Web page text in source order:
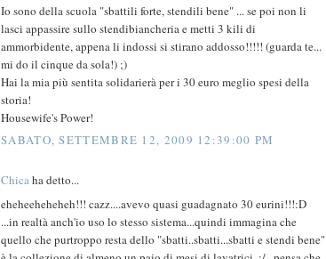
Io sono della scuola "sbattili forte, stendili bene" ... se poi non li
lasci appassire sullo stendibiancheria e metti 3 kili di
ammorbidente, appena li indossi si stirano addosso!!!!! (guarda te...
mi do il cinque da sola!) ;)
Hai la mia più sentita solidarierà per i 30 euro meglio spesi della
storia!
Housewife's Power!
SABATO, SETTEMBRE 12, 2009 12:39:00 PM
Chicaha detto...
eheheeheheheh!!! cazz....avevo quasi guadagnato 30 eurini!!!:D
...in realtà anch'io uso lo stesso sistema...quindi immagina che
quello che purtroppo resta dello "sbatti..sbatti...sbatti e stendi bene"